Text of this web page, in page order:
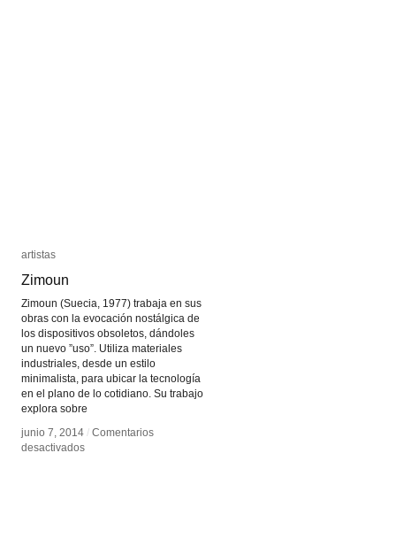
artistas
Zimoun
Zimoun (Suecia, 1977) trabaja en sus
obras con la evocación nostálgica de
los dispositivos obsoletos, dándoles
un nuevo ”uso”. Utiliza materiales
industriales, desde un estilo
minimalista, para ubicar la tecnología
en el plano de lo cotidiano. Su trabajo
explora sobre
junio 7, 2014 / Comentarios
desactivadosen
artistas
Zimoun
junio 7, 2014 / Comentarios
desactivadosen